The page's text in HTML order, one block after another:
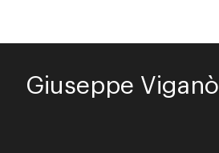
Giuseppe Viganò